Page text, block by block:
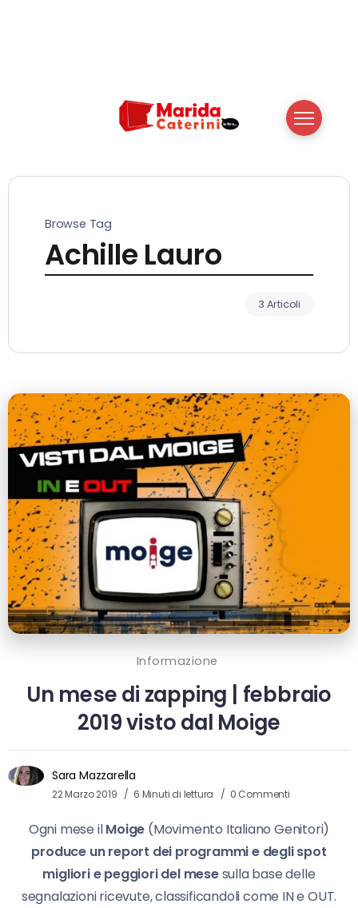
Browse Tag
Achille Lauro
3 Articoli
Informazione
Un mese di zapping | febbraio
2019 visto dal Moige
Sara Mazzarella
22 Marzo 2019 6 Minuti di lettura 0 Commenti
Ogni mese ilMoige (Movimento Italiano Genitori)
produce un report dei programmi e degli spot
migliori e peggiori del mesesulla base delle
segnalazioni ricevute, classificandoli come IN e OUT.